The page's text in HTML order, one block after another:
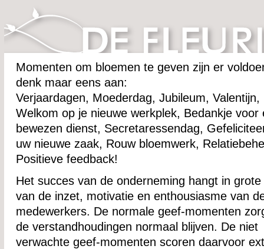
Momenten om bloemen te geven zijn er
denk maar eens aan:
Verjaardagen, Moederdag, Jubileum, Valentijn,
Welkom op je nieuwe werkplek, Bedankje voor
bewezen dienst, Secretaressendag,
uw nieuwe zaak, Rouw bloemwerk,
Positieve feedback!
Het succes van de onderneming hangt in
van de inzet, motivatie en enthousiasme van
medewerkers. De normale geef-momenten
de verstandhoudingen normaal blijven. De niet
verwachte geef-momenten scoren daarvoor